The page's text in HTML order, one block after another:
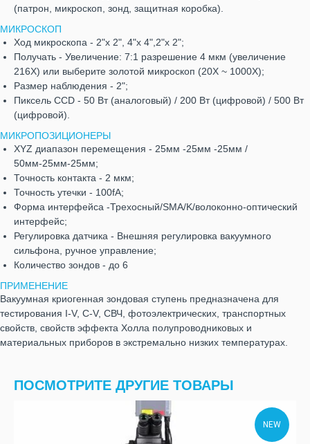
(патрон, микроскоп, зонд, защитная коробка).
МИКРОСКОП
Ход микроскопа - 2"х 2", 4"х 4",2"х 2";
Получать - Увеличение: 7:1 разрешение 4 мкм (увеличение
216X) или выберите золотой микроскоп (20X ~ 1000X);
Размер наблюдения - 2";
Пиксель CCD - 50 Вт (аналоговый) / 200 Вт (цифровой) / 500 Вт
(цифровой).
МИКРОПОЗИЦИОНЕРЫ
XYZ диапазон перемещения - 25мм -25мм -25мм /
50мм-25мм-25мм;
Точность контакта - 2 мкм;
Точность утечки - 100fA;
Форма интерфейса -Трехосный/SMA/K/волоконно-оптический
интерфейс;
Регулировка датчика - Внешняя регулировка вакуумного
сильфона, ручное управление;
Количество зондов - до 6
ПРИМЕНЕНИЕ
Вакуумная криогенная зондовая ступень предназначена для
тестирования I-V, C-V, СВЧ, фотоэлектрических, транспортных
свойств, свойств эффекта Холла полупроводниковых и
материальных приборов в экстремально низких температурах.
ПОСМОТРИТЕ ДРУГИЕ ТОВАРЫ
NEW